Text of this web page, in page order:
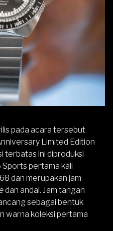
pada acara tersebut
Limited Edition
terbatas ini diproduksi
Sports pertama kali
dan merupakan jam
dan andal. Jam tangan
sebagai bentuk
warna koleksi pertama